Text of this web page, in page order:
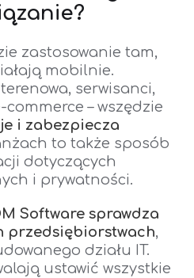
zastosowanie tam,
mobilnie.
serwisanci,
– wszędzie
i zabezpiecza
to także sposób
dotyczących
i prywatności.
Software sprawdza
przedsiębiorstwach,
działu IT.
ustawić wszystkie